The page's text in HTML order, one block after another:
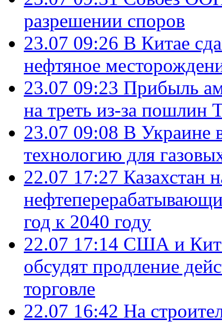
разрешении споров
23.07 09:26 В Китае
нефтяное
23.07 09:23 Прибыль
на треть из-за пошлин
23.07 09:08 В Украине
технологию для
22.07 17:27 Казахстан
год к 2040 году
22.07 17:14 США и
обсудят продление
торговле
22.07 16:42 На